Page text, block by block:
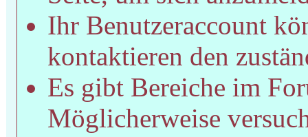
Ihr Benutzeraccount
kontaktieren den
Es gibt Bereiche im
Möglicherweise